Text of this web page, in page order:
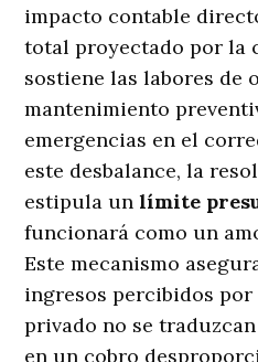
impacto contable
total proyectado por la
sostiene las labores de
mantenimiento
emergencias en el
este desbalance, la
estipula unlímite
funcionará como un
Este mecanismo
ingresos percibidos
privado no se
en un cobro